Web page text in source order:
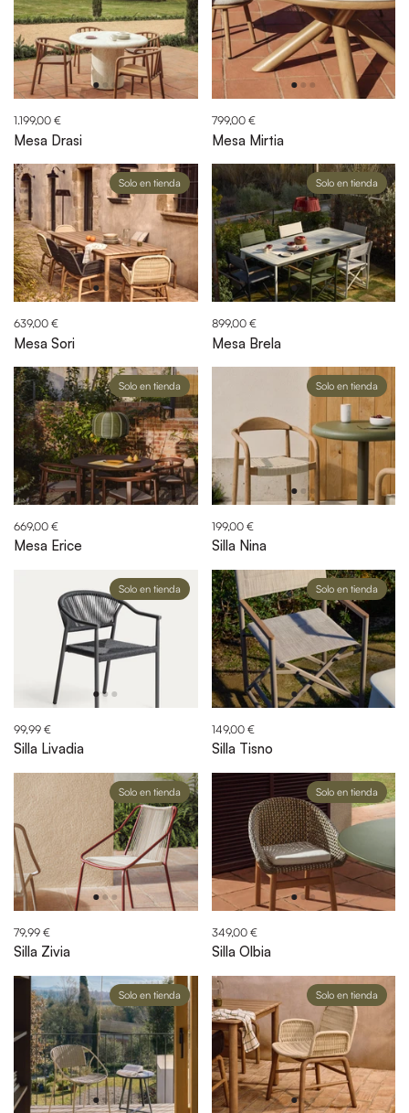
1.199,00 €
Mesa Drasi
799,00 €
Mesa Mirtia
639,00 €
Mesa Sori
Solo en tienda
899,00 €
Mesa Brela
Solo en tienda
669,00 €
Mesa Erice
Solo en tienda
199,00 €
Silla Nina
Solo en tienda
99,99 €
Silla Livadia
Solo en tienda
149,00 €
Silla Tisno
Solo en tienda
79,99 €
Silla Zivia
Solo en tienda
349,00 €
Silla Olbia
Solo en tienda
Solo en tienda Solo en tienda